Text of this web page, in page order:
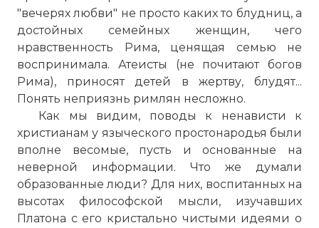
"вечерях любви" не просто каких то блудниц, а
достойных семейных женщин, чего
нравственность Рима, ценящая семью не
воспринимала. Атеисты (не почитают богов
Рима), приносят детей в жертву, блудят...
Понять неприязнь римлян несложно.
Как мы видим, поводы к ненависти к
христианам у языческого простонародья были
вполне весомые, пусть и основанные на
неверной информации. Что же думали
образованные люди? Для них, воспитанных на
высотах философской мысли, изучавших
Платона с его кристально чистыми идеями о